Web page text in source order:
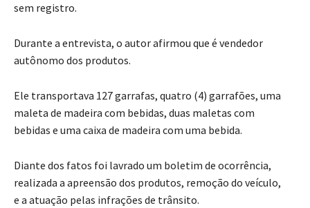
sem registro.
Durante a entrevista, o autor afirmou que é vendedor
autônomo dos produtos.
Ele transportava 127 garrafas, quatro (4) garrafões, uma
maleta de madeira com bebidas, duas maletas com
bebidas e uma caixa de madeira com uma bebida.
Diante dos fatos foi lavrado um boletim de ocorrência,
realizada a apreensão dos produtos, remoção do veículo,
e a atuação pelas infrações de trânsito.